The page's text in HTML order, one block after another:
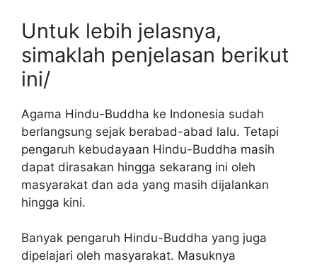
Untuk lebih jelasnya,
simaklah penjelasan berikut
ini/
Agama Hindu-Buddha ke Indonesia sudah
berlangsung sejak berabad-abad lalu. Tetapi
pengaruh kebudayaan Hindu-Buddha masih
dapat dirasakan hingga sekarang ini oleh
masyarakat dan ada yang masih dijalankan
hingga kini.
Banyak pengaruh Hindu-Buddha yang juga
dipelajari oleh masyarakat. Masuknya